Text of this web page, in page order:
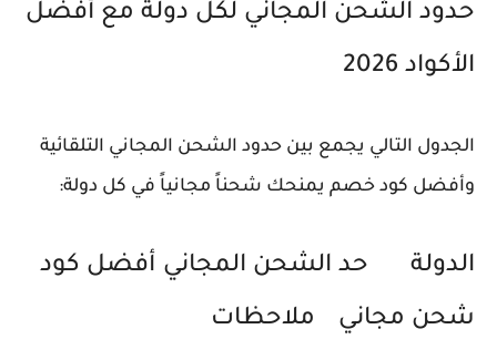
حدود الشحن المجاني لكل دولة مع أفضل
الأكواد 2026
الجدول التالي يجمع بين حدود الشحن المجاني التلقائية
وأفضل كود خصم يمنحك شحناً مجانياً في كل دولة:
الدولة حد الشحن المجاني أفضل كود
شحن مجاني
ملاحظات